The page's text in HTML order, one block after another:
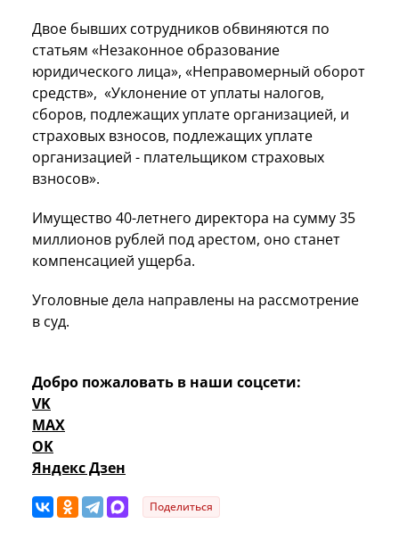
Двое бывших сотрудников обвиняются по
статьям «Незаконное образование
юридического лица», «Неправомерный оборот
средств», «Уклонение от уплаты налогов,
сборов, подлежащих уплате организацией, и
страховых взносов, подлежащих уплате
организацией - плательщиком страховых
взносов».
Имущество 40-летнего директора на сумму 35
миллионов рублей под арестом, оно станет
компенсацией ущерба.
Уголовные дела направлены на рассмотрение
в суд.
Добро пожаловать в наши соцсети:
VK
MAX
OK
Яндекс Дзен
Поделиться